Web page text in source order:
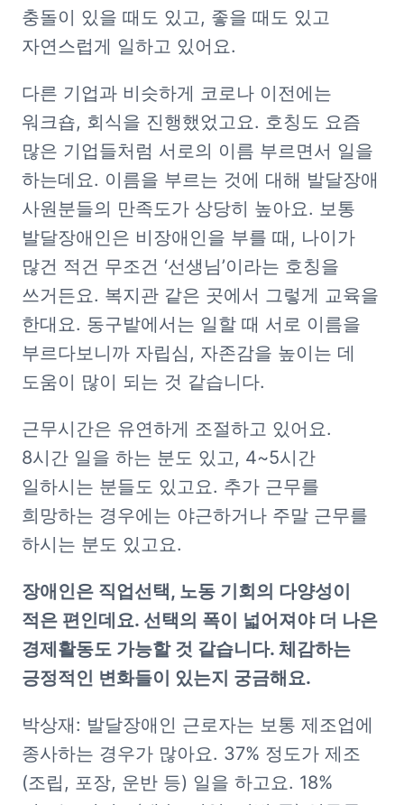
충돌이 있을 때도 있고, 좋을 때도 있고
자연스럽게 일하고 있어요.
다른 기업과 비슷하게 코로나 이전에는
워크숍, 회식을 진행했었고요. 호칭도 요즘
많은 기업들처럼 서로의 이름 부르면서 일을
하는데요. 이름을 부르는 것에 대해 발달장애
사원분들의 만족도가 상당히 높아요. 보통
발달장애인은 비장애인을 부를 때, 나이가
많건 적건 무조건 ‘선생님’이라는 호칭을
쓰거든요. 복지관 같은 곳에서 그렇게 교육을
한대요. 동구밭에서는 일할 때 서로 이름을
부르다보니까 자립심, 자존감을 높이는 데
도움이 많이 되는 것 같습니다.
근무시간은 유연하게 조절하고 있어요.
8시간 일을 하는 분도 있고, 4~5시간
일하시는 분들도 있고요. 추가 근무를
희망하는 경우에는 야근하거나 주말 근무를
하시는 분도 있고요.
장애인은 직업선택, 노동 기회의 다양성이
적은 편인데요. 선택의 폭이 넓어져야 더 나은
경제활동도 가능할 것 같습니다. 체감하는
긍정적인 변화들이 있는지 궁금해요.
박상재: 발달장애인 근로자는 보통 제조업에
종사하는 경우가 많아요. 37% 정도가 제조
(조립, 포장, 운반 등) 일을 하고요. 18%